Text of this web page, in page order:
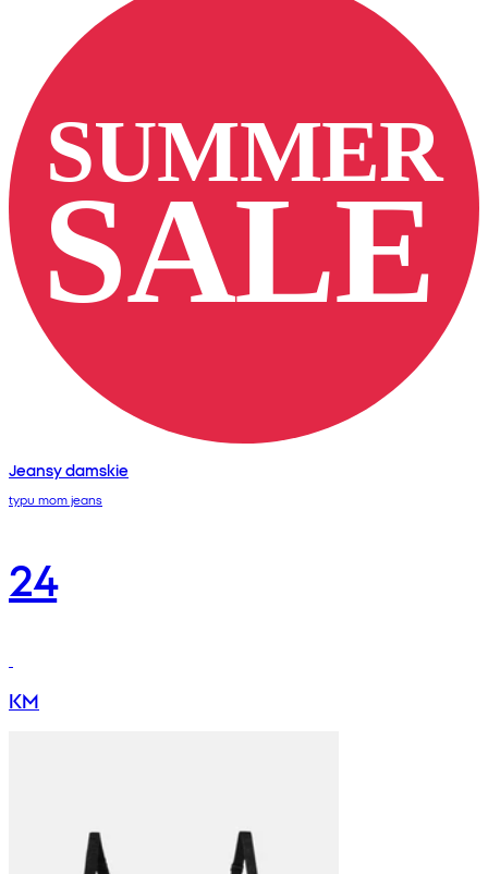
Jeansy damskie
typu mom jeans
24
KM